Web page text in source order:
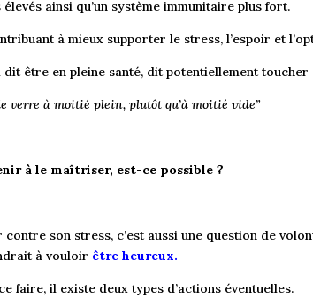
élevés ainsi qu’un système immunitaire plus fort.
à mieux supporter le stress, l’espoir et
dit être en pleine santé, dit potentiellement
verre à moitié plein, plutôt qu’à moitié vide”
à le maîtriser, est-ce possible ?
contre son stress, c’est aussi une question de
à vouloir être heureux.
faire, il existe deux types d’actions éventuelles.